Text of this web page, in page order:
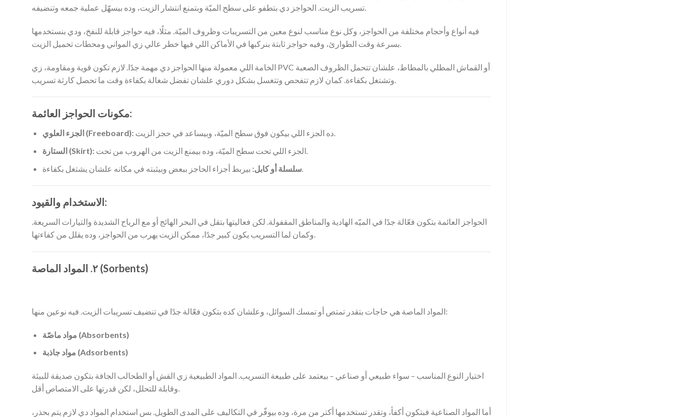
تسريب الزيت. الحواجز دي بتطفو على سطح الميّة وبتمنع انتشار الزيت، وده بيسهّل عملية جمعه وتنضيفه.
فيه أنواع وأحجام مختلفة من الحواجز، وكل نوع مناسب لنوع معين من التسريبات وظروف الميّة. مثلًا، فيه حواجز قابلة للنفخ، ودي بنستخدمها
الخامة اللي معمولة منها الحواجز دي مهمة جدًا. لازم تكون قوية ومقاومة، زي PVC أو القماش المطلي بالمطاط، علشان تتحمل الظروف الصعبة
مكونات الحواجز العائمة:
الجزء العلوي (Freeboard):
ده الجزء اللي بيكون فوق سطح الميّة، وبيساعد في حجز الزيت.
الستارة (Skirt):
الجزء اللي تحت سطح الميّة، وده بيمنع الزيت من الهروب من تحت.
سلسلة أو كابل:بيربط أجزاء الحاجز ببعض وبيثبته في مكانه علشان يشتغل بكفاءة.
الاستخدام والقيود:
الحواجز العائمة بتكون فعّالة جدًا في الميّه الهادية والمناطق المقفولة. لكن فعاليتها بتقل في البحر الهائج أو مع الرياح الشديدة والتيارات السريعة.
وكمان لما التسريب يكون كبير جدًا، ممكن الزيت يهرب من الحواجز، وده يقلل من كفاءتها.
٢. المواد الماصة (Sorbents)
المواد الماصة هي حاجات بتقدر تمتص أو تمسك السوائل، وعلشان كده بتكون فعّالة جدًا في تنضيف تسريبات الزيت. فيه نوعين منها:
مواد ماصّة (Absorbents)
مواد جاذبة (Adsorbents)
اختيار النوع المناسب – سواء طبيعي أو صناعي – بيعتمد على طبيعة التسريب. المواد الطبيعية زي القش أو الطحالب الجافة بتكون صديقة للبيئة
وقابلة للتحلل، لكن قدرتها على الامتصاص أقل.
أما المواد الصناعية فبتكون أكفأ، وتقدر تستخدمها أكتر من مرة، وده بيوفّر في التكاليف على المدى الطويل. بس استخدام المواد دي لازم يتم بحذر،